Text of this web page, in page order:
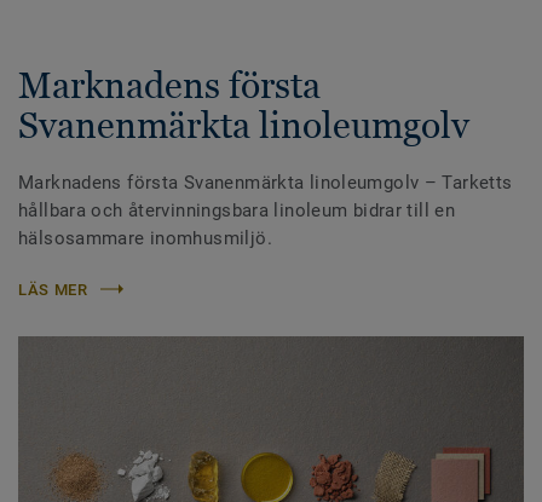
Marknadens första
Svanenmärkta linoleumgolv
Marknadens första Svanenmärkta linoleumgolv – Tarketts
hållbara och återvinningsbara linoleum bidrar till en
hälsosammare inomhusmiljö.
LÄS MER